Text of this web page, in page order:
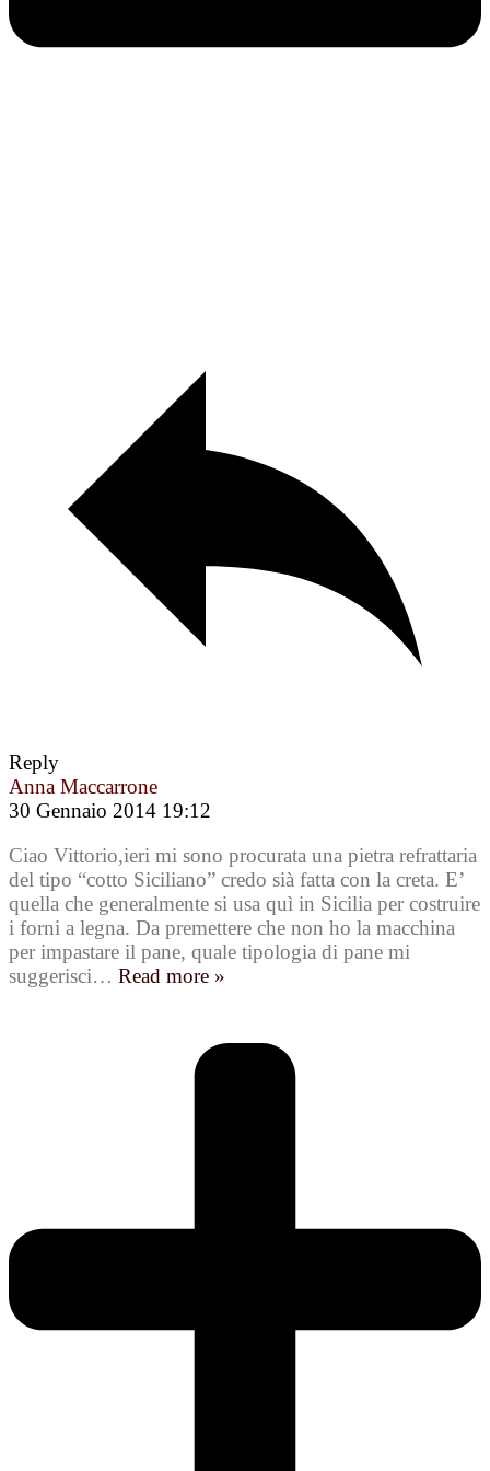
Reply
Anna Maccarrone
30 Gennaio 2014 19:12
Ciao Vittorio,ieri mi sono procurata una pietra refrattaria
del tipo “cotto Siciliano” credo sià fatta con la creta. E’
quella che generalmente si usa quì in Sicilia per costruire
i forni a legna. Da premettere che non ho la macchina
per impastare il pane, quale tipologia di pane mi
suggerisci… Read more »